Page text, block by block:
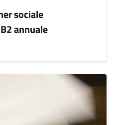
sociale
annuale